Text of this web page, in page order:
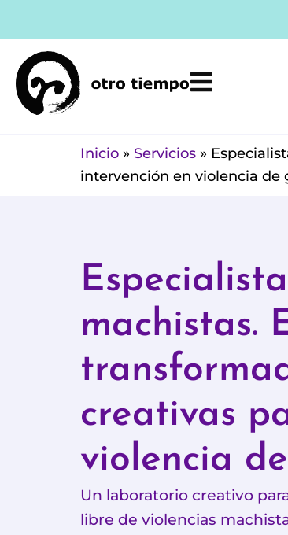
contenido
Inicio » Servicios »
intervención en violencia de
machistas.
creativas
violencia
Un laboratorio creativo
libre de violencias